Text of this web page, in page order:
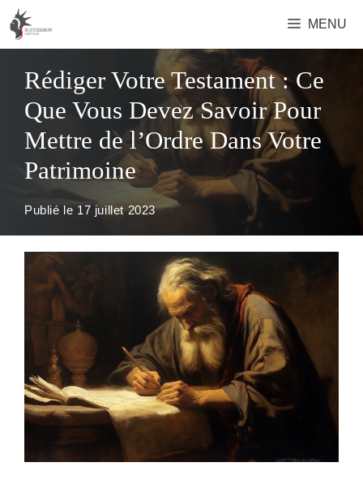
Aller
au
contenu
MENU
Rédiger Votre Testament : Ce
Que Vous Devez Savoir Pour
Mettre de l’Ordre Dans Votre
Patrimoine
Publié le 17 juillet 2023